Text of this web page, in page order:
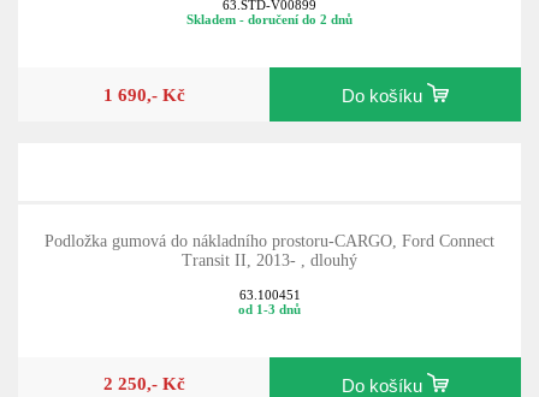
63.STD-V00899
Skladem - doručení do 2 dnů
1 690,- Kč Do košíku
Podložka gumová do nákladního prostoru-CARGO, Ford Connect
Transit II, 2013- , dlouhý
63.100451
od 1-3 dnů
2 250,- Kč Do košíku